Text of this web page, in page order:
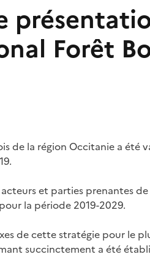
Forêt
de la région Occitanie a été
et parties prenantes
la période 2019-2029.
de cette stratégie pour le
succinctement a été